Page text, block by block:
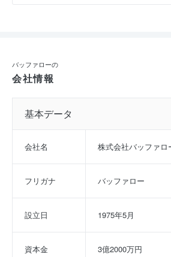
バッファローの
会社情報
基本データ
会社名 株式会社バッファロ
フリガナ バッファロー
設立日 1975年5月
資本金 3億2000万円